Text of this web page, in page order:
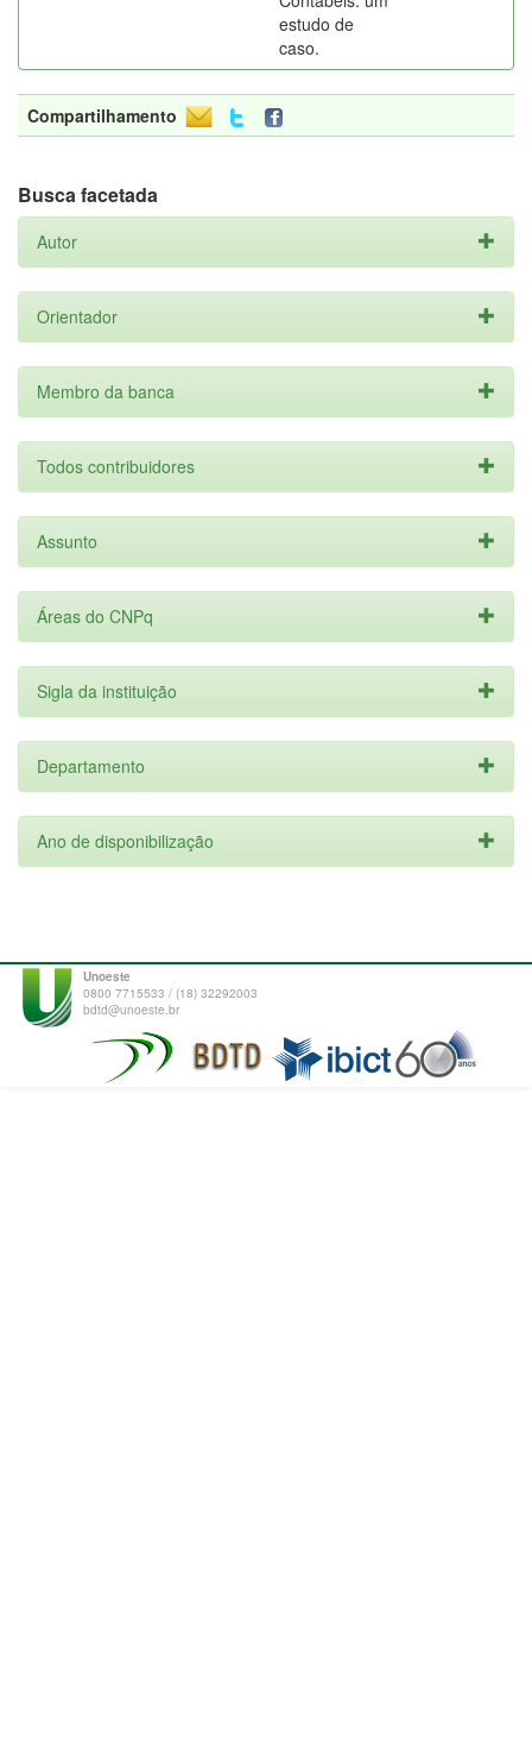
estudo de
caso.
Compartilhamento
Busca facetada
Autor
Orientador
Membro da banca
Todos contribuidores
Assunto
Áreas do CNPq
Sigla da instituição
Departamento
Ano de disponibilização
Unoeste
0800 7715533 / (18) 32292003
bdtd@unoeste.br